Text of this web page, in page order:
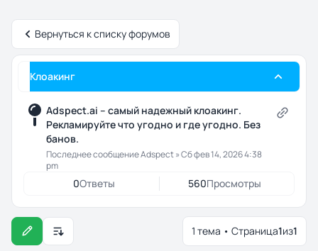
Вернуться к списку форумов
Клоакинг
Adspect.ai – самый надежный клоакинг.
Рекламируйте что угодно и где угодно. Без
банов.
Последнее сообщениеAdspect»Сб фев 14, 2026 4:38
pm
0Ответы 560Просмотры
Настройки отображения и сортировки1 тема • Страница1из1